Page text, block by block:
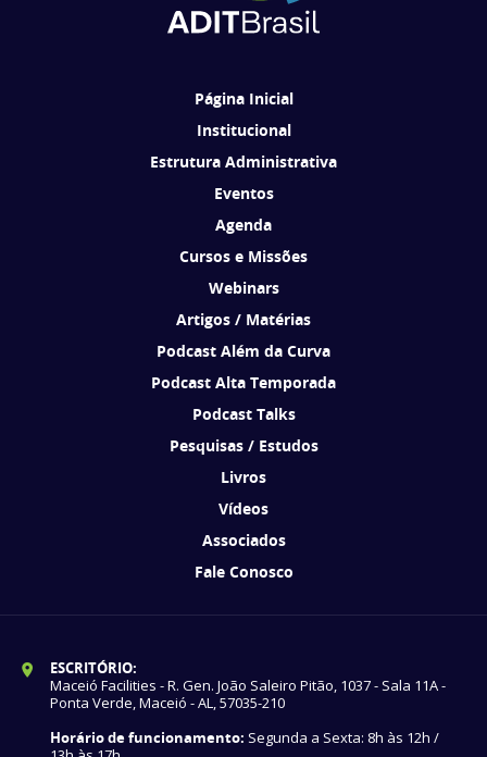
Ao se cadastrar, você concorda em receber comunicações da ADIT
Página Inicial
Institucional
Estrutura Administrativa
Eventos
Agenda
Cursos e Missões
Webinars
Artigos / Matérias
Podcast Além da Curva
Podcast Alta Temporada
Podcast Talks
Pesquisas / Estudos
Livros
Vídeos
Associados
Fale Conosco
ESCRITÓRIO:
Maceió Facilities - R. Gen. João Saleiro Pitão, 1037 - Sala 11A -
Ponta Verde, Maceió - AL, 57035-210
Horário de funcionamento: Segunda a Sexta: 8h às 12h /